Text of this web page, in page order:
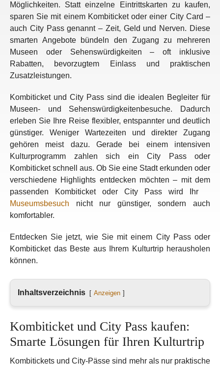
Möglichkeiten. Statt einzelne Eintrittskarten zu kaufen,
sparen Sie mit einem Kombiticket oder einer City Card –
auch City Pass genannt – Zeit, Geld und Nerven. Diese
smarten Angebote bündeln den Zugang zu mehreren
Museen oder Sehenswürdigkeiten – oft inklusive
Rabatten, bevorzugtem Einlass und praktischen
Zusatzleistungen.
Kombiticket und City Pass sind die idealen Begleiter für
Museen- und Sehenswürdigkeitenbesuche. Dadurch
erleben Sie Ihre Reise flexibler, entspannter und deutlich
günstiger. Weniger Wartezeiten und direkter Zugang
gehören meist dazu. Gerade bei einem intensiven
Kulturprogramm zahlen sich ein City Pass oder
Kombiticket schnell aus. Ob Sie eine Stadt erkunden oder
verschiedene Highlights entdecken möchten – mit dem
passenden Kombiticket oder City Pass wird Ihr
Museumsbesuch nicht nur günstiger, sondern auch
komfortabler.
Entdecken Sie jetzt, wie Sie mit einem City Pass oder
Kombiticket das Beste aus Ihrem Kulturtrip herausholen
können.
Inhaltsverzeichnis Anzeigen
Kombiticket und City Pass kaufen:
Smarte Lösungen für Ihren Kulturtrip
Kombitickets und City-Pässe sind mehr als nur praktische